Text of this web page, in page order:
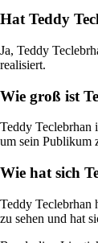
Hat Teddy
Ja, Teddy
realisiert.
Wie groß ist
Teddy Teclebrhan
um sein Publikum
Wie hat sich
Teddy Teclebrhan
zu sehen und hat